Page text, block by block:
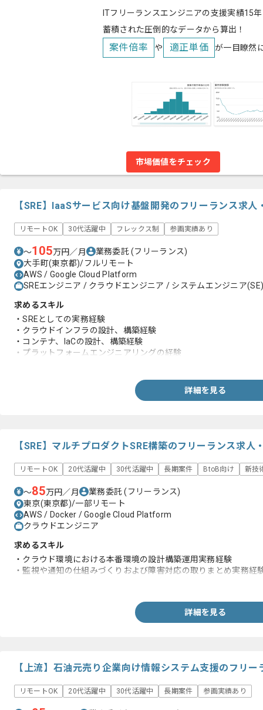
ITフリーランスエンジニアの支援実績15
蓄積された圧倒的なデータから算出！
案件倍率 や 適正単価 が一目瞭然
市場価値をチェック
【SRE】IaaSサービス向け基盤開発のフリーランス求人
リモートOK 30代活躍中 フレックス制 参画実績あり
〜105万円／月 業務委託(フリーランス)
大手町(東京都)/フルリモート
AWS / Google Cloud Platform
SREエンジニア / クラウドエンジニア / システムエンジニア
求めるスキル
・SREとしての実務経験
・クラウドインフラの設計、構築経験
・コンテナ、IaCの設計、構築経験
・プラットフォームエンジニアリングの経験
詳細を見る
【SRE】マルチプロダクトSRE構築のフリーランス求人
リモートOK 20代活躍中 30代活躍中 長期案件 BtoB向け 新技
〜85万円／月 業務委託(フリーランス)
東京(東京都)/一部リモート
AWS / Docker / Google Cloud Platform
クラウドエンジニア
求めるスキル
・クラウド環境における本番環境の設計構築運用実務経験
・監視や通知の仕組みづくりおよび障害対応の取りまとめ実務経
詳細を見る
【上流】石油元売り企業向け情報システム支援のフリ
リモートOK 20代活躍中 30代活躍中 長期案件 参画実績あり